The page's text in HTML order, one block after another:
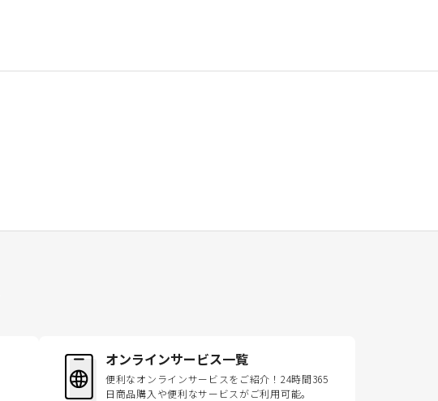
オンラインサービス一覧
便利なオンラインサービスをご紹介！24時間365
日商品購入や便利なサービスがご利用可能。